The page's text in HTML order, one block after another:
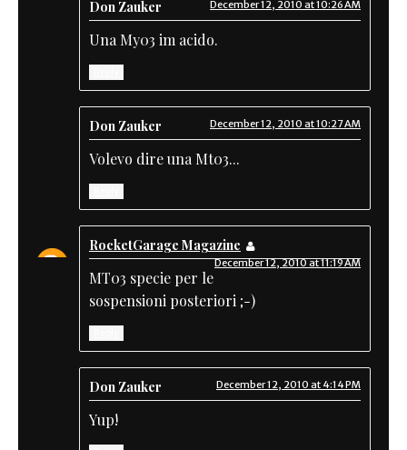
Don Zauker December 12, 2010 at 10:26 AM
Una My03 im acido.
Don Zauker December 12, 2010 at 10:27 AM
Volevo dire una Mt03...
RocketGarage Magazine
December 12, 2010 at 11:19 AM
MT03 specie per le
sospensioni posteriori ;-)
Don Zauker December 12, 2010 at 4:14 PM
Yup!